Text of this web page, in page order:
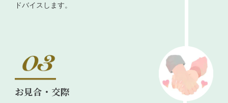
ドバイスします。
お見合・交際